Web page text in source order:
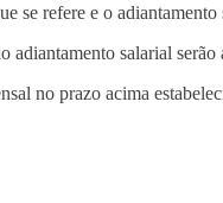
se refere e o
adiantamento salarial
no prazo acima